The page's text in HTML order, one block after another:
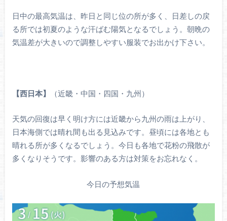
日中の最高気温は、昨日と同じ位の所が多く、日差しの戻
る所では初夏のような汗ばむ陽気となるでしょう。朝晩の
気温差が大きいので調整しやすい服装でお出かけ下さい。
【西日本】 （近畿・中国・四国・九州）
天気の回復は早く明け方には近畿から九州の雨は上がり、
日本海側では晴れ間も出る見込みです。昼頃には各地とも
晴れる所が多くなるでしょう。今日も各地で花粉の飛散が
多くなりそうです。影響のある方は対策をお忘れなく。
今日の予想気温